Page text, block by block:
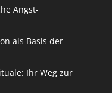
Angst-
als Basis der
Ihr Weg zur